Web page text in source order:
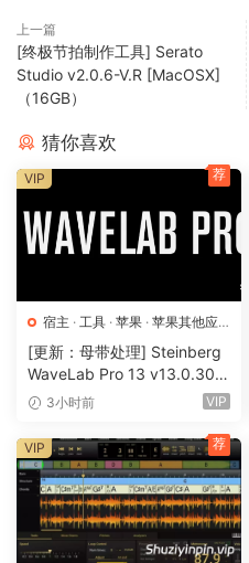
上一篇
[终极节拍制作工具] Serato
Studio v2.0.6-V.R [MacOSX]
（16GB）
猜你喜欢
宿主 · 工具 · 苹果 · 苹果其他应
用
苹果宿主
[更新：母带处理] Steinberg
WaveLab Pro 13 v13.0.30
+安装方法 [WiN, MacOSX]
3小时前 VIP
VIP 荐
VIP 荐